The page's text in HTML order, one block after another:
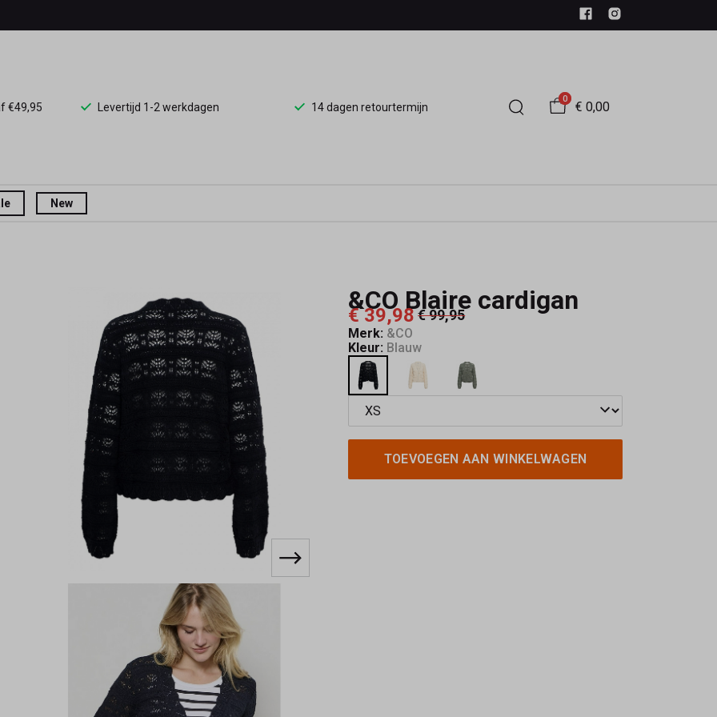
€49,95 Levertijd 1-2 werkdagen 14 dagen retourtermijn
0
€ 0,00
New
&CO Blaire cardigan
€ 39,98€ 99,95
Merk: &CO
Kleur: Blauw
TOEVOEGEN AAN WINKELWAGEN